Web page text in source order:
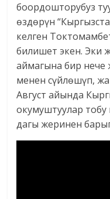
боордошторубуз
өздөрүн
келген
билишет экен. Эки
аймагына бир нече
менен сүйлөшүп,
Август айында
окумуштуулар тобу
дагы жеринен